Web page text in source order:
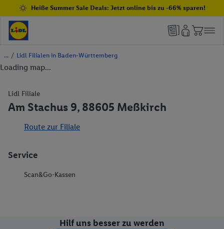
Heiße Summer Sale Deals: Jetzt online bis zu -66% sparen!
/ Lidl Filialen in Baden-Württemberg
Loading map...
Lidl Filiale
Am Stachus 9, 88605 Meßkirch
Route zur Filiale
Service
Scan&Go-Kassen
Hilf uns besser zu werden